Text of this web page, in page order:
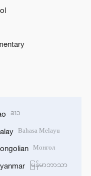
ລາວ
Bahasa Melayu
Монгол
မြန်မာဘာသာ